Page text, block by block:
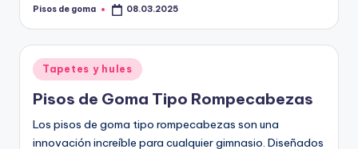
Publicado
Pisos de goma 08.03.2025
Publicado
en
Tapetes y hules
Pisos de Goma Tipo Rompecabezas
Los pisos de goma tipo rompecabezas son una
innovación increíble para cualquier gimnasio. Diseñados